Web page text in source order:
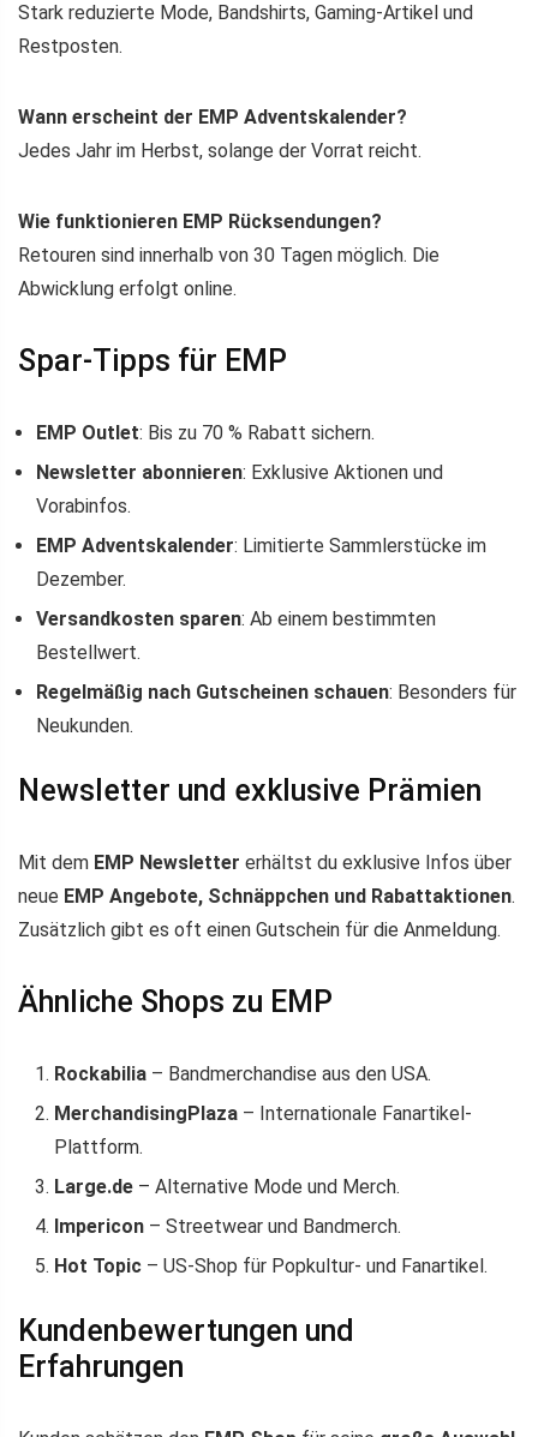
Stark reduzierte Mode, Bandshirts, Gaming-Artikel und
Restposten.
Wann erscheint der EMP Adventskalender?
Jedes Jahr im Herbst, solange der Vorrat reicht.
Wie funktionieren EMP Rücksendungen?
Retouren sind innerhalb von 30 Tagen möglich. Die
Abwicklung erfolgt online.
Spar-Tipps für EMP
EMP Outlet: Bis zu 70 % Rabatt sichern.
Newsletter abonnieren: Exklusive Aktionen und
Vorabinfos.
EMP Adventskalender: Limitierte Sammlerstücke im
Dezember.
Versandkosten sparen: Ab einem bestimmten
Bestellwert.
Regelmäßig nach Gutscheinen schauen: Besonders für
Neukunden.
Newsletter und exklusive Prämien
Mit dem EMP Newsletter erhältst du exklusive Infos über
neue EMP Angebote, Schnäppchen und Rabattaktionen.
Zusätzlich gibt es oft einen Gutschein für die Anmeldung.
Ähnliche Shops zu EMP
Rockabilia – Bandmerchandise aus den USA.
MerchandisingPlaza – Internationale Fanartikel-
Plattform.
Large.de – Alternative Mode und Merch.
Impericon – Streetwear und Bandmerch.
Hot Topic – US-Shop für Popkultur- und Fanartikel.
Kundenbewertungen und
Erfahrungen